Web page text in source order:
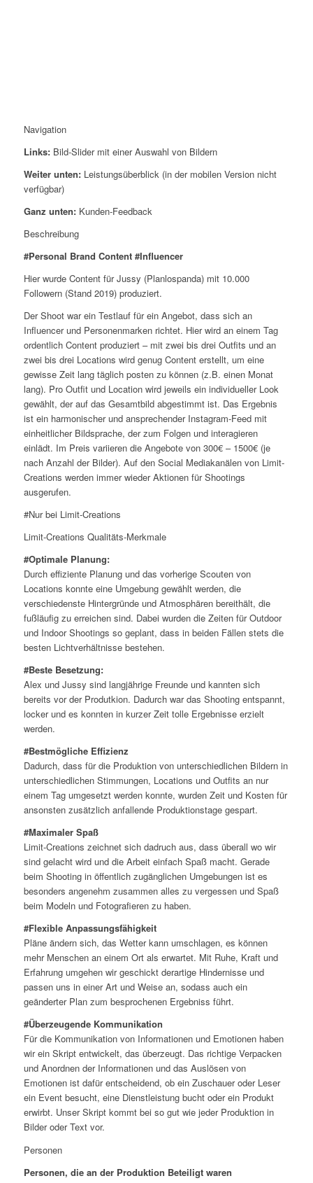
Navigation
Links:Bild-Slider mit einer Auswahl von Bildern
Weiter unten:Leistungsüberblick (in der mobilen Version nicht
verfügbar)
Ganz unten:Kunden-Feedback
Beschreibung
#Personal Brand Content #Influencer
Hier wurde Content für Jussy (Planlospanda) mit 10.000
Followern (Stand 2019) produziert.
Der Shoot war ein Testlauf für ein Angebot, dass sich an
Influencer und Personenmarken richtet. Hier wird an einem Tag
ordentlich Content produziert – mit zwei bis drei Outfits und an
zwei bis drei Locations wird genug Content erstellt, um eine
gewisse Zeit lang täglich posten zu können (z.B. einen Monat
lang). Pro Outfit und Location wird jeweils ein individueller Look
gewählt, der auf das Gesamtbild abgestimmt ist. Das Ergebnis
ist ein harmonischer und ansprechender Instagram-Feed mit
einheitlicher Bildsprache, der zum Folgen und interagieren
einlädt. Im Preis variieren die Angebote von 300€ – 1500€ (je
nach Anzahl der Bilder). Auf den Social Mediakanälen von Limit-
Creations werden immer wieder Aktionen für Shootings
ausgerufen.
#Nur bei Limit-Creations
Limit-Creations Qualitäts-Merkmale
#Optimale Planung:
Durch effiziente Planung und das vorherige Scouten von
Locations konnte eine Umgebung gewählt werden, die
verschiedenste Hintergründe und Atmosphären bereithält, die
fußläufig zu erreichen sind. Dabei wurden die Zeiten für Outdoor
und Indoor Shootings so geplant, dass in beiden Fällen stets die
besten Lichtverhältnisse bestehen.
#Beste Besetzung:
Alex und Jussy sind langjährige Freunde und kannten sich
bereits vor der Produtkion. Dadurch war das Shooting entspannt,
locker und es konnten in kurzer Zeit tolle Ergebnisse erzielt
werden.
#Bestmögliche Effizienz
Dadurch, dass für die Produktion von unterschiedlichen Bildern in
unterschiedlichen Stimmungen, Locations und Outfits an nur
einem Tag umgesetzt werden konnte, wurden Zeit und Kosten für
ansonsten zusätzlich anfallende Produktionstage gespart.
#Maximaler Spaß
Limit-Creations zeichnet sich dadruch aus, dass überall wo wir
sind gelacht wird und die Arbeit einfach Spaß macht. Gerade
beim Shooting in öffentlich zugänglichen Umgebungen ist es
besonders angenehm zusammen alles zu vergessen und Spaß
beim Modeln und Fotografieren zu haben.
#Flexible Anpassungsfähigkeit
Pläne ändern sich, das Wetter kann umschlagen, es können
mehr Menschen an einem Ort als erwartet. Mit Ruhe, Kraft und
Erfahrung umgehen wir geschickt derartige Hindernisse und
passen uns in einer Art und Weise an, sodass auch ein
geänderter Plan zum besprochenen Ergebniss führt.
#Überzeugende Kommunikation
Für die Kommunikation von Informationen und Emotionen haben
wir ein Skript entwickelt, das überzeugt. Das richtige Verpacken
und Anordnen der Informationen und das Auslösen von
Emotionen ist dafür entscheidend, ob ein Zuschauer oder Leser
ein Event besucht, eine Dienstleistung bucht oder ein Produkt
erwirbt. Unser Skript kommt bei so gut wie jeder Produktion in
Bilder oder Text vor.
Personen
Personen, die an der Produktion Beteiligt waren